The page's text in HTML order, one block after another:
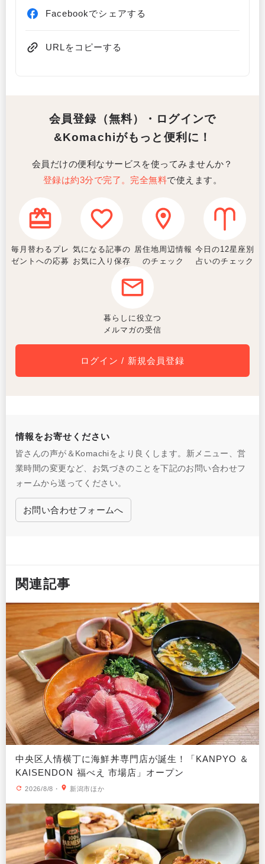
Facebookでシェアする
URLをコピーする
会員登録（無料）・ログインで
&Komachiがもっと便利に！
会員だけの便利なサービスを使ってみませんか？
登録は約3分で完了。完全無料で使えます。
毎月替わるプレ
ゼントへの応募
気になる記事の
お気に入り保存
居住地周辺情報
のチェック
今日の12星座別
占いのチェック
暮らしに役立つ
メルマガの受信
ログイン / 新規会員登録
情報をお寄せください
皆さんの声が＆Komachiをより良くします。新メニュー、営
業時間の変更など、お気づきのことを下記のお問い合わせフ
ォームから送ってください。
お問い合わせフォームへ
関連記事
中央区人情横丁に海鮮丼専門店が誕生！「KANPYO ＆
KAISENDON 福べえ 市場店」オープン
2026/8/8 ・ 新潟市ほか